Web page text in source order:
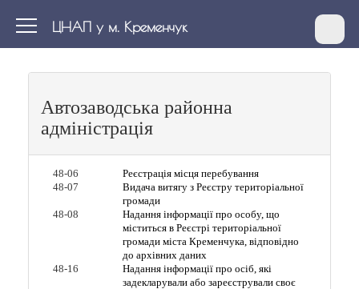
ЦНАП у м. Кременчук
Автозаводська районна
адміністрація
48-06
Реєстрація місця перебування
48-07
Видача витягу з Реєстру територіальної
громади
48-08
Надання інформації про особу, що
міститься в Реєстрі територіальної
громади міста Кременчука, відповідно
до архівних даних
48-16
Надання інформації про осіб, які
задекларували або зареєстрували своє